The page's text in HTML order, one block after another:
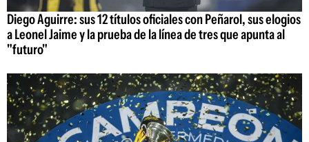
Diego Aguirre: sus 12 títulos oficiales con Peñarol, sus elogios
a Leonel Jaime y la prueba de la línea de tres que apunta al
"futuro"